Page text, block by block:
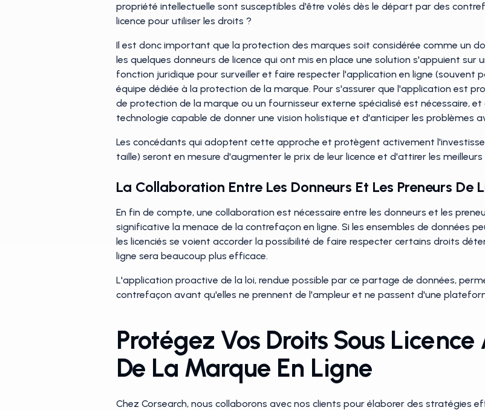
propriété intellectuelle sont susceptibles d'être volés dès le départ par des
licence pour utiliser les droits ?
Il est donc important que la protection des marques soit considérée comme un
les quelques donneurs de licence qui ont mis en place une solution s'appuient sur
fonction juridique pour surveiller et faire respecter l'application en ligne (souvent
équipe dédiée à la protection de la marque. Pour s'assurer que l'application est
de protection de la marque ou un fournisseur externe spécialisé est nécessaire,
technologie capable de donner une vision holistique et d'anticiper les problèmes
Les concédants qui adoptent cette approche et protègent activement
taille) seront en mesure d'augmenter le prix de leur licence et d'attirer les
La Collaboration Entre Les Donneurs Et Les Preneurs De
En fin de compte, une collaboration est nécessaire entre les donneurs et les
significative la menace de la contrefaçon en ligne. Si les ensembles de données
les licenciés se voient accorder la possibilité de faire respecter certains droits
ligne sera beaucoup plus efficace.
L'application proactive de la loi, rendue possible par ce partage de données,
contrefaçon avant qu'elles ne prennent de l'ampleur et ne passent d'une
Protégez Vos Droits Sous
De La Marque En Ligne
Chez Corsearch, nous collaborons avec nos clients pour élaborer des stratégies